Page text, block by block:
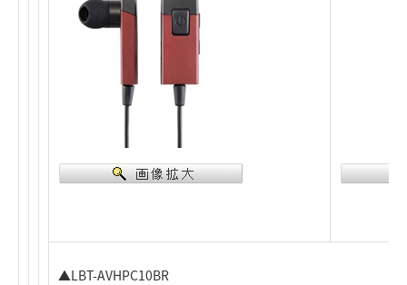
▲LBT-AVHPC10BR